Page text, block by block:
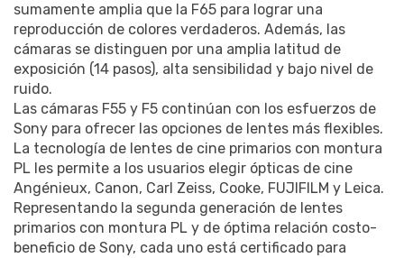
sumamente amplia que la F65 para lograr una
reproducción de colores verdaderos. Además, las
cámaras se distinguen por una amplia latitud de
exposición (14 pasos), alta sensibilidad y bajo nivel de
ruido.
Las cámaras F55 y F5 continúan con los esfuerzos de
Sony para ofrecer las opciones de lentes más flexibles.
La tecnología de lentes de cine primarios con montura
PL les permite a los usuarios elegir ópticas de cine
Angénieux, Canon, Carl Zeiss, Cooke, FUJIFILM y Leica.
Representando la segunda generación de lentes
primarios con montura PL y de óptima relación costo-
beneficio de Sony, cada uno está certificado para